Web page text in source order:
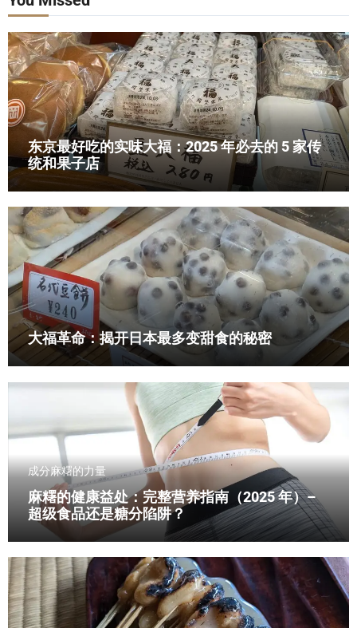
东京最好吃的实味大福：2025 年必去的 5 家传
统和果子店
大福革命：揭开日本最多变甜食的秘密
成分麻糬的力量
麻糬的健康益处：完整营养指南（2025 年）–
超级食品还是糖分陷阱？